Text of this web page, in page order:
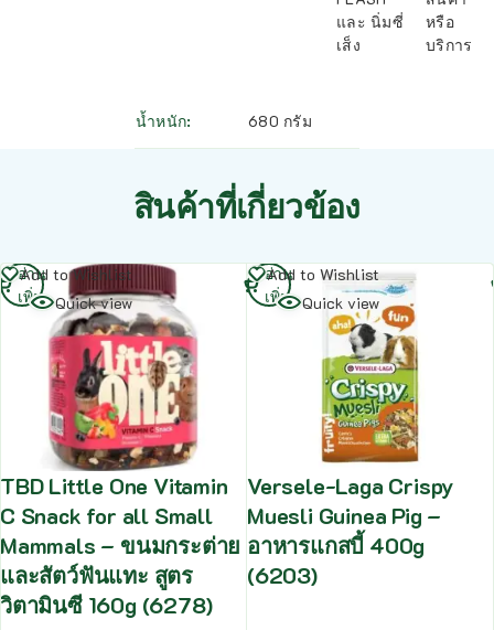
และ นิ่มซี่
เส็ง
หรือ
บริการ
น้ำหนัก 680 กรัม
สินค้าที่เกี่ยวข้อง
Add to Wishlist
Quick view
TBD Little One Vitamin
C Snack for all Small
Mammals – ขนมกระต่าย
และสัตว์ฟันแทะ สูตร
วิตามินซี 160g (6278)
อ่าน
เพิ่ม
Add to Wishlist
Quick view
Versele-Laga Crispy
Muesli Guinea Pig –
อาหารแกสบี้ 400g
(6203)
อ่าน
เพิ่ม